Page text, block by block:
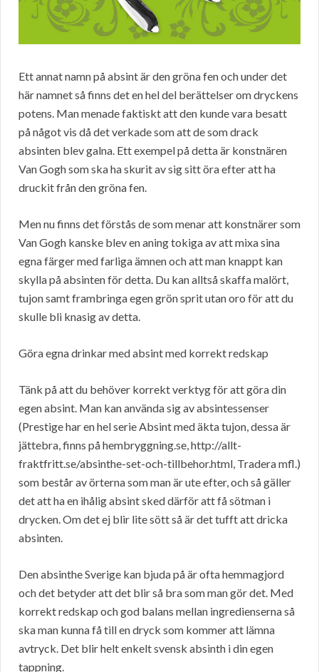
Ett annat namn på absint är den gröna fen och under det
här namnet så finns det en hel del berättelser om dryckens
potens. Man menade faktiskt att den kunde vara besatt
på något vis då det verkade som att de som drack
absinten blev galna. Ett exempel på detta är konstnären
Van Gogh som ska ha skurit av sig sitt öra efter att ha
druckit från den gröna fen.
Men nu finns det förstås de som menar att konstnärer som
Van Gogh kanske blev en aning tokiga av att mixa sina
egna färger med farliga ämnen och att man knappt kan
skylla på absinten för detta. Du kan alltså skaffa malört,
tujon samt frambringa egen grön sprit utan oro för att du
skulle bli knasig av detta.
Göra egna drinkar med absint med korrekt redskap
Tänk på att du behöver korrekt verktyg för att göra din
egen absint. Man kan använda sig av absintessenser
(Prestige har en hel serie Absint med äkta tujon, dessa är
jättebra, finns på hembryggning.se, http://allt-
fraktfritt.se/absinthe-set-och-tillbehor.html, Tradera mfl.)
som består av örterna som man är ute efter, och så gäller
det att ha en ihålig absint sked därför att få sötman i
drycken. Om det ej blir lite sött så är det tufft att dricka
absinten.
Den absinthe Sverige kan bjuda på är ofta hemmagjord
och det betyder att det blir så bra som man gör det. Med
korrekt redskap och god balans mellan ingredienserna så
ska man kunna få till en dryck som kommer att lämna
avtryck. Det blir helt enkelt svensk absinth i din egen
tappning.